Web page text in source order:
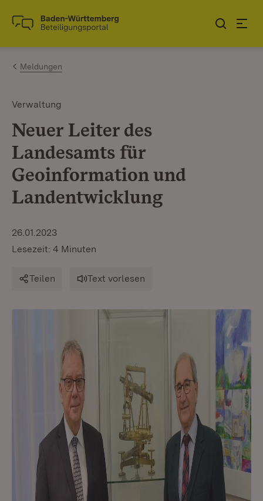
Zum Inhalt springen
Link zur Startseite
Meldungen
Verwaltung
Neuer Leiter des
Landesamts für
Geoinformation und
Landentwicklung
26.01.2023
Lesezeit: 4 Minuten
Teilen Text vorlesen